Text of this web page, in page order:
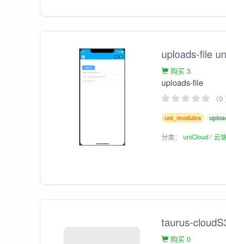
uploads-file
购买 3
uploads-file
（
uni_modules
分类：uniCloud 云
taurus-
购买 0